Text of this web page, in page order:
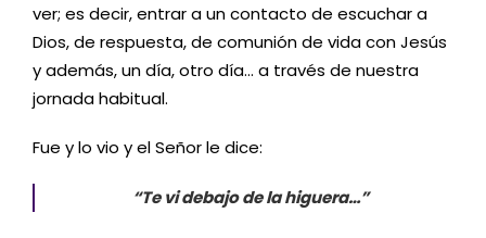
ver; es decir, entrar a un contacto de escuchar a
Dios, de respuesta, de comunión de vida con Jesús
y además, un día, otro día… a través de nuestra
jornada habitual.
Fue y lo vio y el Señor le dice:
“Te vi debajo de la higuera…”